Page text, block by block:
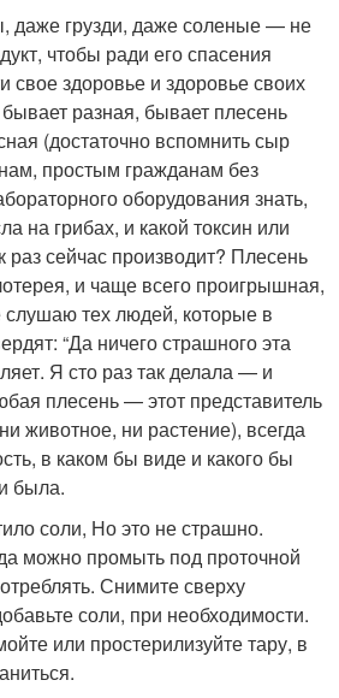
даже грузди, даже соленые — не
чтобы ради его спасения
свое здоровье и здоровье своих
разная, бывает плесень
(достаточно вспомнить сыр
простым гражданам без
оборудования знать,
на грибах, и какой токсин или
раз сейчас производит? Плесень
и чаще всего проигрышная,
слушаю тех людей, которые в
“Да ничего страшного эта
Я сто раз так делала — и
плесень — этот представитель
животное, ни растение), всегда
в каком бы виде и какого бы
была.
соли, Но это не страшно.
можно промыть под проточной
Снимите сверху
соли, при необходимости.
или простерилизуйте тару, в